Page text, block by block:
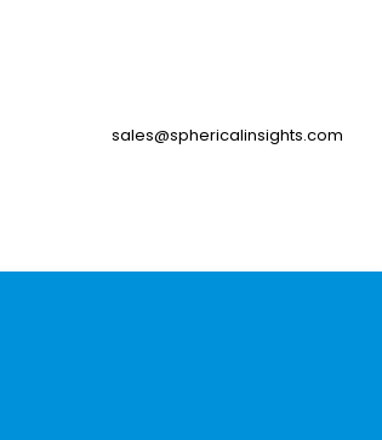
sales@sphericalinsights.com